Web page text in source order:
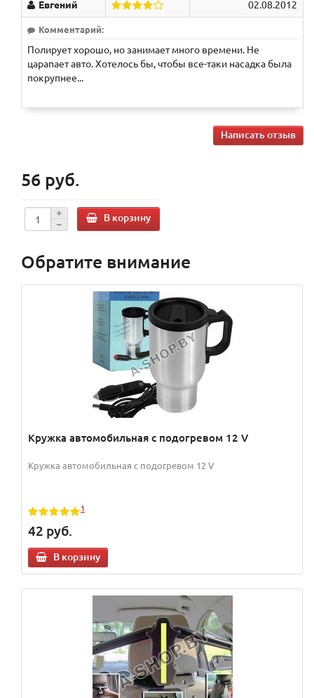
Евгений 02.08.2012
Комментарий:
Полирует хорошо, но занимает много времени. Не
царапает авто. Хотелось бы, чтобы все-таки насадка была
покрупнее...
Написать отзыв
56 руб.
В корзину
Обратите внимание
Кружка автомобильная с подогревом 12 V
Кружка автомобильная с подогревом 12 V
1
42 руб.
В корзину